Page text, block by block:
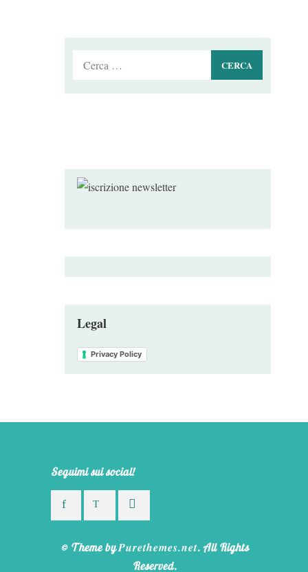
Ricerca
per:
Legal
Privacy Policy
Seguimi sui social!
© Theme byPurethemes.net. All Rights
Reserved.